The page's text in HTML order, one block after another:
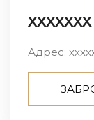
ххххххх
Адрес: